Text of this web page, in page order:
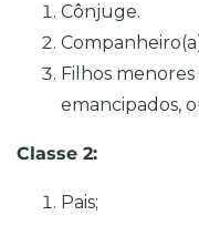
Cônjuge.
Filhos menores
emancipados,
Classe 2:
Pais;